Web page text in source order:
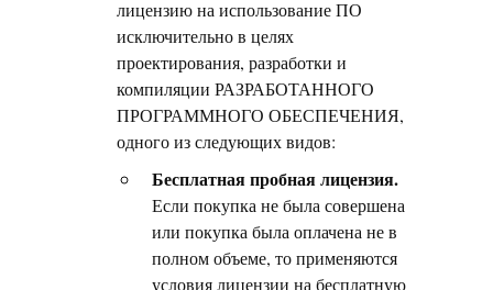
лицензию на использование ПО
исключительно в целях
проектирования, разработки и
компиляции РАЗРАБОТАННОГО
ПРОГРАММНОГО ОБЕСПЕЧЕНИЯ,
одного из следующих видов:
Бесплатная пробная лицензия.
Если покупка не была совершена
или покупка была оплачена не в
полном объеме, то применяются
условия лицензии на бесплатную